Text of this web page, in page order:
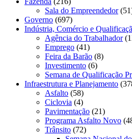
Sala do Empreendedor
Governo (697)
Indústria, Comércio e
Agência do Trabalhador
Emprego (41)
Feira da Barão (8)
Investimento (6)
Semana de Qualificação
Infraestrutura e Planejamento
Asfalto (58)
Ciclovia (4)
Pavimentação (21)
Programa Asfalto Novo
Trânsito (72)